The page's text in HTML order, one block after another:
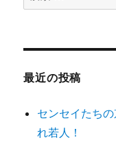
索
象:
最近の投稿
センセイたち
れ若人！